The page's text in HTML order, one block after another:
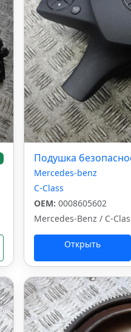
Подушка
Mercedes-benz
C-Class
OEM: 0008605602
Mercedes-Benz / C-
Открыть